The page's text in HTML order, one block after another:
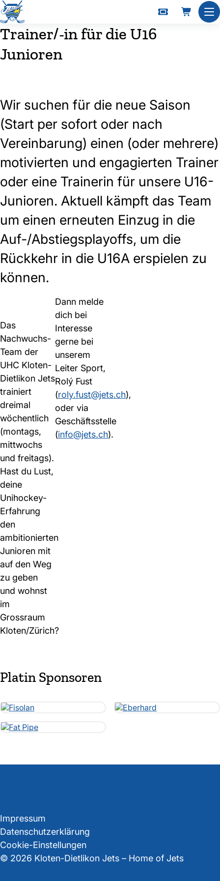
Trainer/-in für die U16
Junioren
Wir suchen für die neue Saison
(Start per sofort oder nach
Vereinbarung) einen (oder mehrere)
motivierten und engagierten Trainer
oder eine Trainerin für unsere U16-
Junioren. Aktuell kämpft das Team
um einen erneuten Einzug in die
Auf-/Abstiegsplayoffs, um die
Rückkehr in die U16A erspielen zu
können.
Das
Nachwuchs-
Team der
UHC Kloten-
Dietlikon Jets
trainiert
dreimal
wöchentlich
(montags,
mittwochs
und freitags).
Hast du Lust,
deine
Unihockey-
Erfahrung
den
ambitionierten
Junioren mit
auf den Weg
zu geben
und wohnst
im
Grossraum
Kloten/Zürich?
Dann melde
dich bei
Interesse
gerne bei
unserem
Leiter Sport,
Rolý Fust
(roly.fust@jets.ch),
oder via
Geschäftsstelle
(info@jets.ch).
Platin Sponsoren
Impressum
Datenschutzerklärung
Cookie-Einstellungen
© 2026 Kloten-Dietlikon Jets – Home of Jets